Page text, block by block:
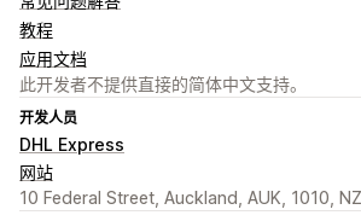
教程
应用文档
此开发者不提供直接的简体中文支持。
开发人员
DHL Express
网站
10 Federal Street, Auckland, AUK, 1010, NZ